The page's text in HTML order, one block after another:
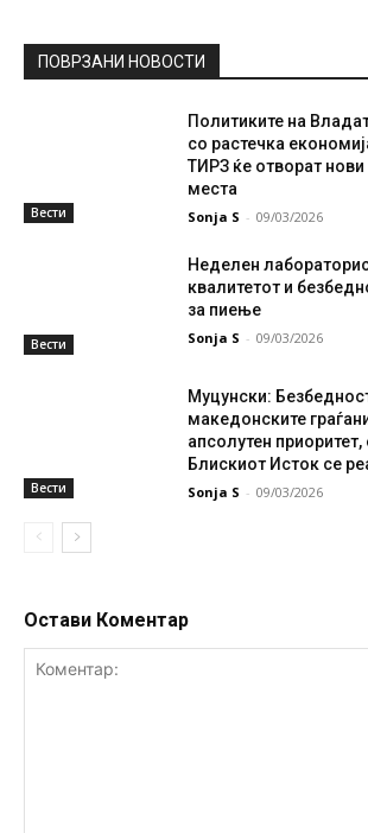
ПОВРЗАНИ НОВОСТИ
Вести
Политиките на
со растечка
ТИРЗ ќе отворат нови
места
Sonja S - 09/03/2026
Вести
Неделен
квалитетот и
за пиење
Sonja S - 09/03/2026
Вести
Муцунски:
македонските
апсолутен приоритет,
Блискиот Исток се
Sonja S - 09/03/2026
Остави Коментар